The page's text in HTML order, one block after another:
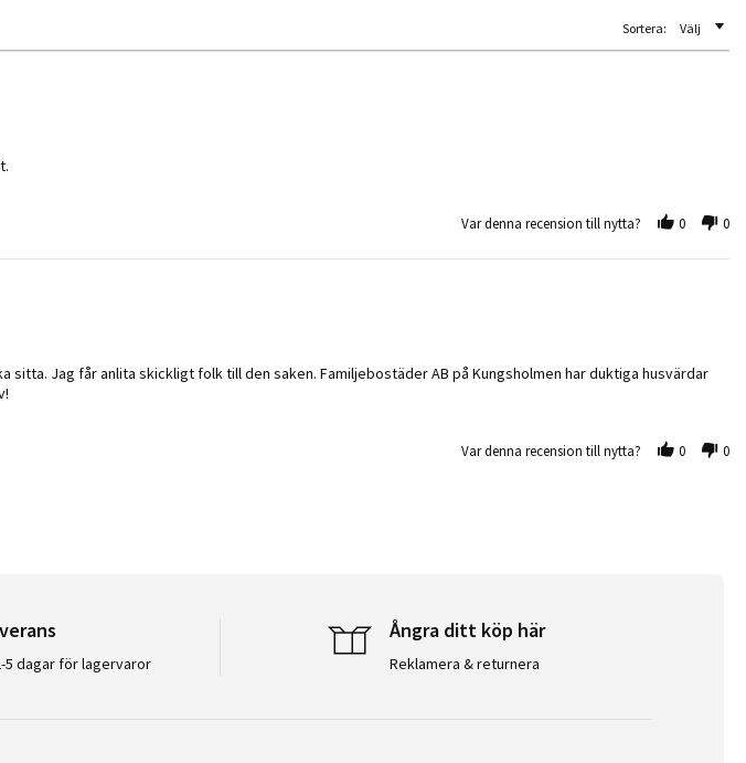
Sortera: Välj
Var denna recension till nytta? 0 0
sitta. Jag får anlita skickligt folk till den saken. Familjebostäder AB på Kungsholmen har duktiga husvärdar
Var denna recension till nytta? 0 0
5 dagar för lagervaror
Ångra ditt köp här
Reklamera & returnera